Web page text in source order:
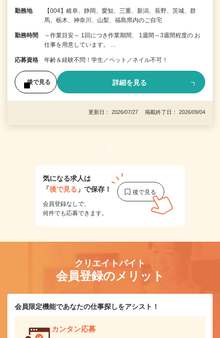
勤務地
【004】岐阜、静岡、愛知、三重、新潟、長野、茨城、群
馬、栃木、神奈川、山梨、福島県内のご自宅
勤務時間
～作業目安～ 1回につき作業期間、 1週間～3週間程度の お
仕事を用意しています。 …
応募資格 年齢＆経験不問！学生／ペット／ネイル不可！
後で見る 詳細を見る
更新日： 2026/07/27 掲載終了日： 2026/09/04
1
気になる求人は
「後で見る 」で保存！
会員登録なしで、
何件でも応募できます。
クリエイトバイト
会員登録のメリット
会員限定機能であなたの仕事探しをアシスト！
カンタン応募